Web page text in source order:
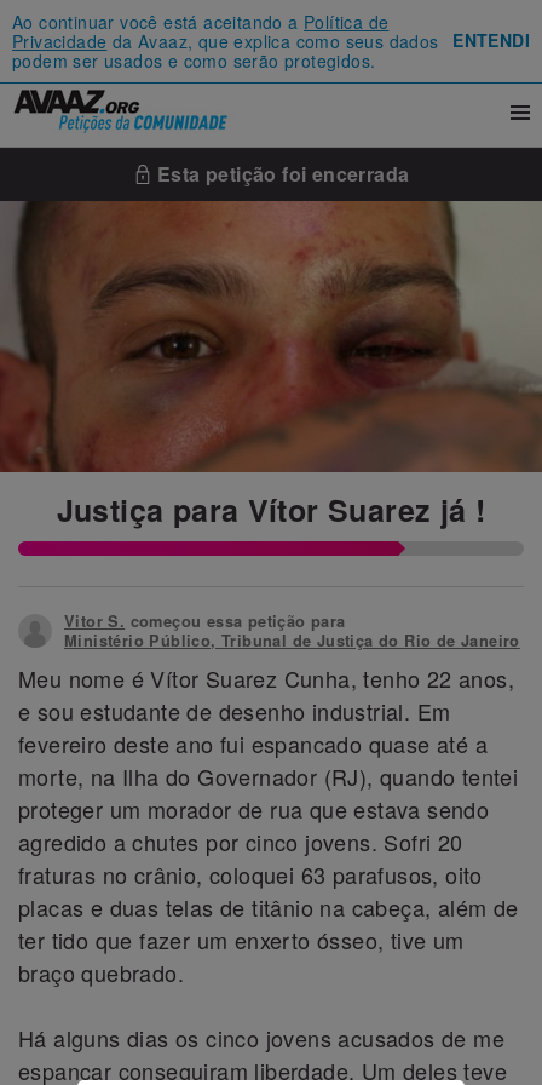
Ao continuar você está aceitando a Política de
Privacidade da Avaaz, que explica como seus dados
podem ser usados e como serão protegidos.
ENTENDI
Esta petição foi encerrada
Justiça para Vítor Suarez já !
Vitor S. começou essa petição para
Ministério Público, Tribunal de Justiça do Rio de Janeiro
Meu nome é Vítor Suarez Cunha, tenho 22 anos,
e sou estudante de desenho industrial. Em
fevereiro deste ano fui espancado quase até a
morte, na Ilha do Governador (RJ), quando tentei
proteger um morador de rua que estava sendo
agredido a chutes por cinco jovens. Sofri 20
fraturas no crânio, coloquei 63 parafusos, oito
placas e duas telas de titânio na cabeça, além de
ter tido que fazer um enxerto ósseo, tive um
braço quebrado.
Há alguns dias os cinco jovens acusados de me
espancar conseguiram liberdade. Um deles teve